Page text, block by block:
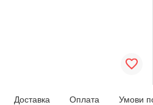
Доставка Оплата Умови